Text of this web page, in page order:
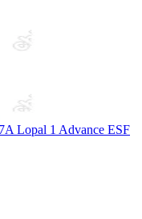
Lopal 1 Advance ESF